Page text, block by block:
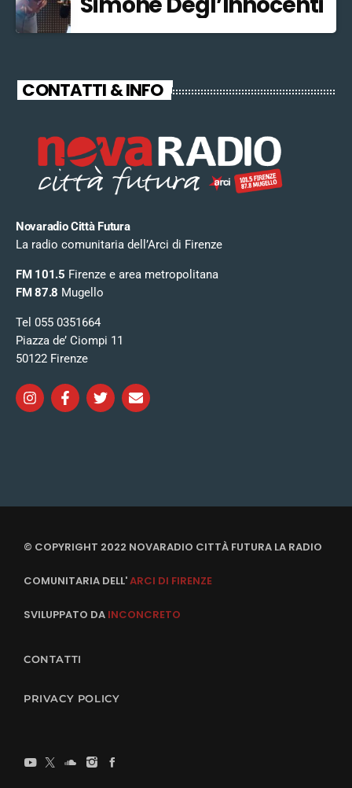
CONTATTI & INFO
Novaradio Città Futura
La radio comunitaria dell’Arci di Firenze
FM 101.5 Firenze e area metropolitana
FM 87.8 Mugello
Tel 055 0351664
Piazza de’ Ciompi 11
50122 Firenze
© COPYRIGHT 2022 NOVARADIO CITTÀ FUTURA LA RADIO
COMUNITARIA DELL'ARCI DI FIRENZE
SVILUPPATO DA INCONCRETO
CONTATTI
PRIVACY POLICY